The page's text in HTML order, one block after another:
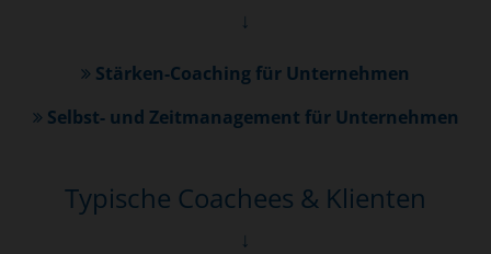
↓
Stärken-Coaching für Unternehmen
Selbst- und Zeitmanagement für Unternehmen
Typische Coachees & Klienten
↓